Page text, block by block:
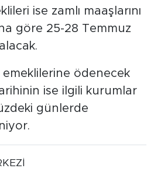
ise zamlı maaşlarını
göre 25-28 Temmuz
ödenecek
ise ilgili kurumlar
günlerde